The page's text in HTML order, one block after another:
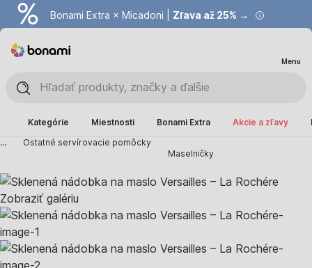
Bonami Extra × Micadoni | Zľava až 25% →
Menu
Kategórie Miestnosti Bonami Extra Akcie a zľavy
...
Ostatné servírovacie pomôcky
Maselničky
Zobraziť galériu